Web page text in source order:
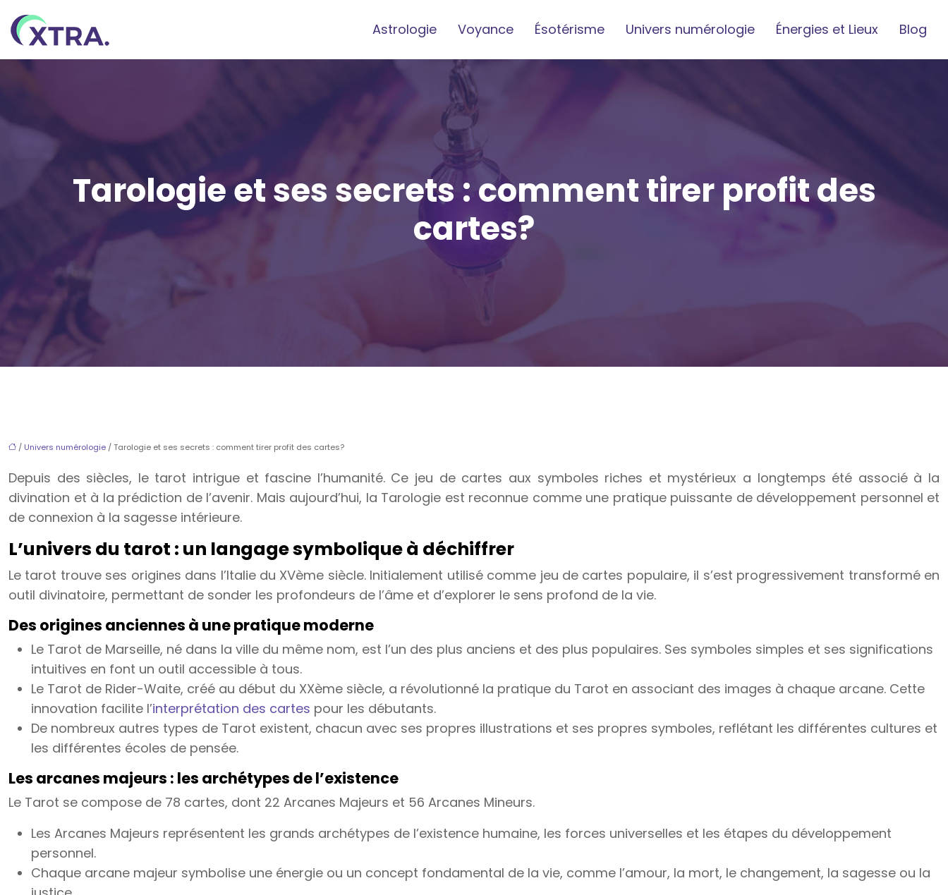
Astrologie Voyance Ésotérisme Univers numérologie Énergies et Lieux Blog
Tarologie et ses secrets : comment tirer profit des
cartes?
/ Univers numérologie / Tarologie et ses secrets : comment tirer profit des cartes?
Depuis des siècles, le tarot intrigue et fascine l’humanité. Ce jeu de cartes aux symboles riches et mystérieux a longtemps été associé à la
divination et à la prédiction de l’avenir. Mais aujourd’hui, la Tarologie est reconnue comme une pratique puissante de développement personnel et
de connexion à la sagesse intérieure.
L’univers du tarot : un langage symbolique à déchiffrer
Le tarot trouve ses origines dans l’Italie du XVème siècle. Initialement utilisé comme jeu de cartes populaire, il s’est progressivement transformé en
outil divinatoire, permettant de sonder les profondeurs de l’âme et d’explorer le sens profond de la vie.
Des origines anciennes à une pratique moderne
Le Tarot de Marseille, né dans la ville du même nom, est l’un des plus anciens et des plus populaires. Ses symboles simples et ses significations
intuitives en font un outil accessible à tous.
Le Tarot de Rider-Waite, créé au début du XXème siècle, a révolutionné la pratique du Tarot en associant des images à chaque arcane. Cette
innovation facilite l’interprétation des cartes pour les débutants.
De nombreux autres types de Tarot existent, chacun avec ses propres illustrations et ses propres symboles, reflétant les différentes cultures et
les différentes écoles de pensée.
Les arcanes majeurs : les archétypes de l’existence
Le Tarot se compose de 78 cartes, dont 22 Arcanes Majeurs et 56 Arcanes Mineurs.
Les Arcanes Majeurs représentent les grands archétypes de l’existence humaine, les forces universelles et les étapes du développement
personnel.
Chaque arcane majeur symbolise une énergie ou un concept fondamental de la vie, comme l’amour, la mort, le changement, la sagesse ou la